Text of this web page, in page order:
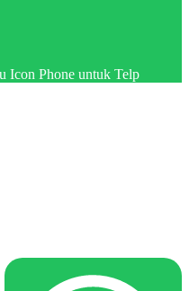
Icon Phone untuk Telp